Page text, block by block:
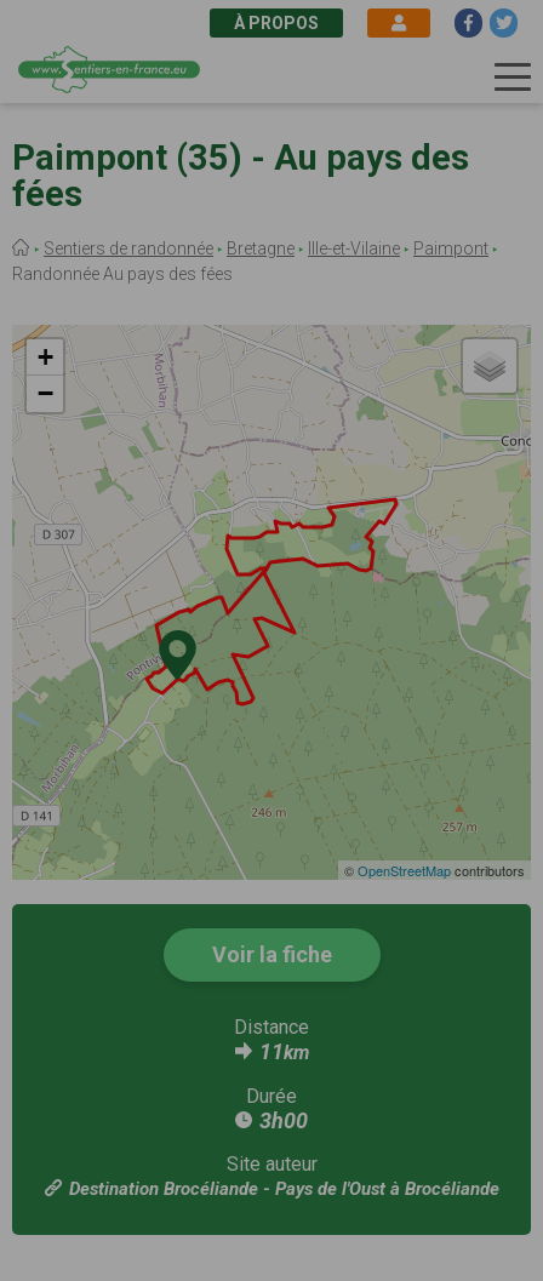
au
contenu
principal
À PROPOS
Paimpont (35) - Au pays des
fées
Fil
d'Ariane
Sentiers de randonnée Bretagne Ille-et-Vilaine
Paimpont
Randonnée Au pays des fées
+
−
©OpenStreetMapcontributors
Voir la fiche
Distance
11km
Durée
3h00
Site auteur
Destination Brocéliande - Pays de l'Oust à Brocéliande